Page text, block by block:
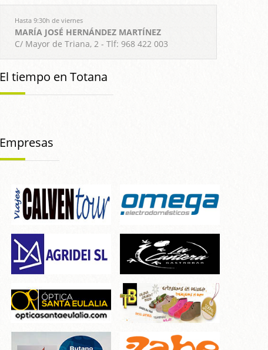
Hasta 9:30h de viernes
MARÍA JOSÉ HERNÁNDEZ MARTÍNEZ
C/ Mayor de Triana, 2 - Tlf: 968 422 003
El tiempo en Totana
Empresas